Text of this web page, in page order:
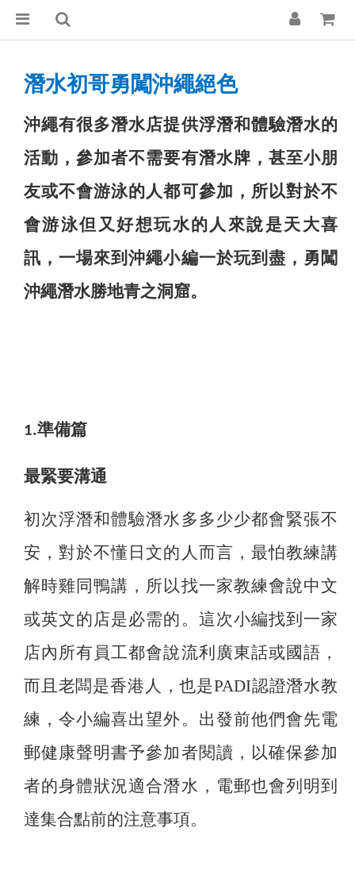
潛水初哥勇闖沖繩絕色
沖繩有很多潛水店提供浮潛和體驗潛水的
活動，參加者不需要有潛水牌，甚至小朋
友或不會游泳的人都可參加，所以對於不
會游泳但又好想玩水的人來說是天大喜
訊，一場來到沖繩小編一於玩到盡，勇闖
沖繩潛水勝地青之洞窟。
1.準備篇
最緊要溝通
初次浮潛和體驗潛水多多少少都會緊張不
安，對於不懂日文的人而言，最怕教練講
解時雞同鴨講，所以找一家教練會說中文
或英文的店是必需的。這次小編找到一家
店內所有員工都會說流利廣東話或國語，
而且老闆是香港人，也是PADI認證潛水教
練，令小編喜出望外。出發前他們會先電
郵健康聲明書予參加者閱讀，以確保參加
者的身體狀況適合潛水，電郵也會列明到
達集合點前的注意事項。